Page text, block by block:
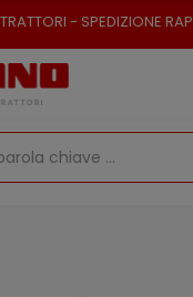
- SPEDIZIONE RAPIDA -